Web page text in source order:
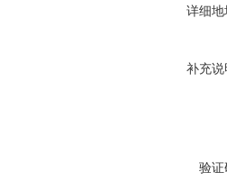
详细
补充
验